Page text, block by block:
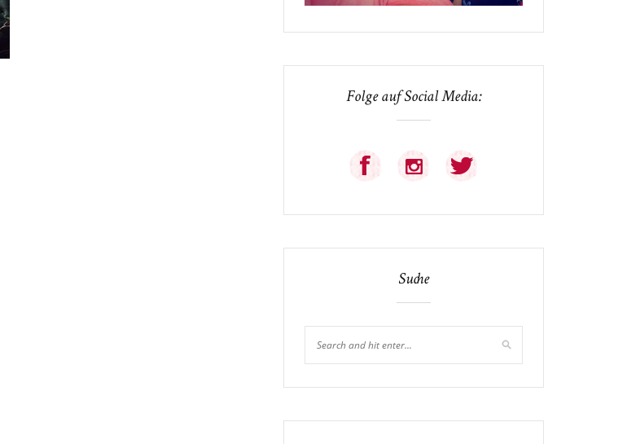
Folge auf Social Media:
Suche